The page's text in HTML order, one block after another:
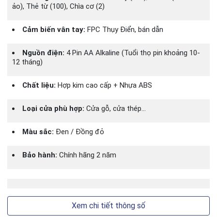
Cài đặt người dùng, gửi mã mở cửa 1 lần, xem
Pin AA dễ thay – tiết kiệm và bền bỉ
Sử dụng 4 viên pin AA cho thời lượng lên tới
hết pin.
🛡️ Bảo mật toàn diện, an toàn tuyệt đối
Tự động khóa khi đóng cửa, cảnh báo khi có
hoặc pin yếu.
CHI TIẾT
ảo), Thẻ từ (100), Chìa cơ (2)
Cảm biến vân tay: FPC Thụy Điển, bán dẫn
Nguồn điện: 4 Pin AA Alkaline (Tuổi thọ pin khoảng 10-
12 tháng)
Chất liệu: Hợp kim cao cấp + Nhựa ABS
Loại cửa phù hợp: Cửa gỗ, cửa thép…
Màu sắc: Đen / Đồng đỏ
Bảo hành: Chính hãng 2 năm
Xem chi tiết thông số